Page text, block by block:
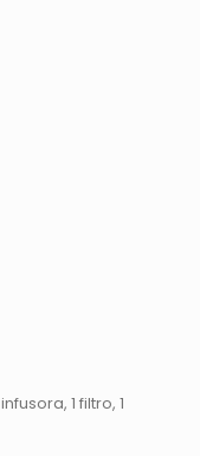
1 filtro, 1